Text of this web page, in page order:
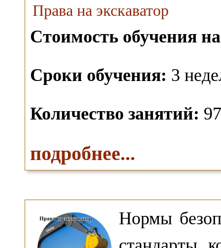
Права на экскаватор
Стоимость обучения
Сроки обучения: 3
Количество занятий:
подробнее...
Нормы